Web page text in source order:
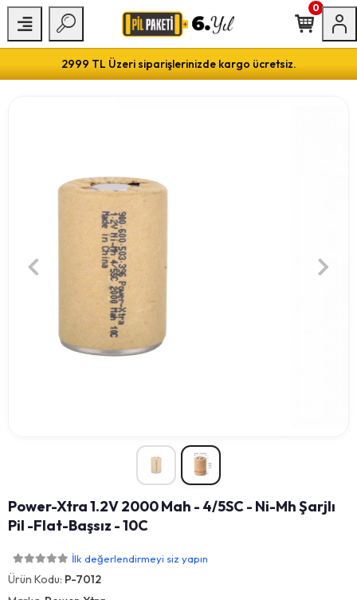
2999 TL Üzeri siparişlerinizde kargo ücretsiz.
0
Power-Xtra 1.2V 2000 Mah - 4/5SC - Ni-Mh Şarjlı
Pil -Flat-Başsız - 10C
İlk değerlendirmeyi siz yapın
Ürün Kodu: P-7012